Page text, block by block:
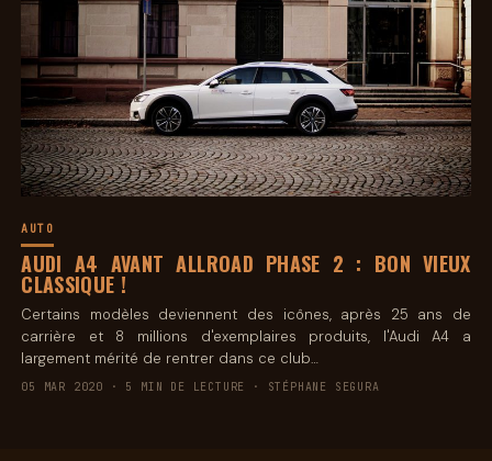
AUTO
AUDI A4 AVANT ALLROAD PHASE 2 : BON VIEUX
CLASSIQUE !
Certains modèles deviennent des icônes, après 25 ans de
carrière et 8 millions d'exemplaires produits, l'Audi A4 a
largement mérité de rentrer dans ce club…
05 MAR 2020 · 5 MIN DE LECTURE · STÉPHANE SEGURA